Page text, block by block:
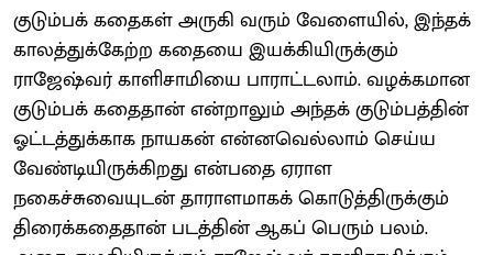
குடும்பக் கதைகள் அருகி வரும் வேளையில், இந்தக்
காலத்துக்கேற்ற கதையை இயக்கியிருக்கும்
ராஜேஷ்வர் காளிசாமியை பாராட்டலாம். வழக்கமான
குடும்பக் கதைதான் என்றாலும் அந்தக் குடும்பத்தின்
ஓட்டத்துக்காக நாயகன் என்னவெல்லாம் செய்ய
வேண்டியிருக்கிறது என்பதை ஏராள
நகைச்சுவையுடன் தாராளமாகக் கொடுத்திருக்கும்
திரைக்கதைதான் படத்தின் ஆகப் பெரும் பலம்.